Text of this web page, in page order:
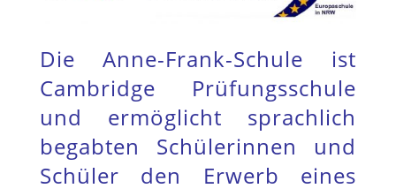
Die Anne-Frank-Schule ist
Cambridge Prüfungsschule
und ermöglicht sprachlich
begabten Schülerinnen und
Schüler den Erwerb eines